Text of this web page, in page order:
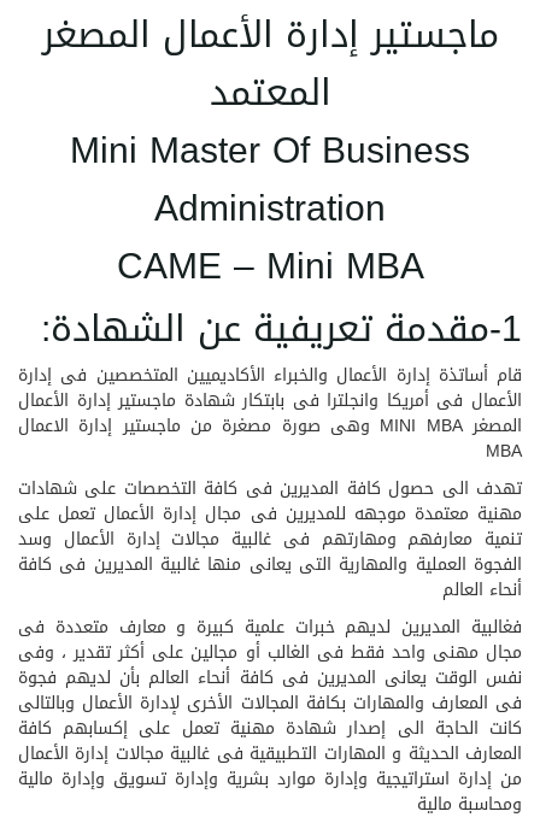
ماجستير إدارة الأعمال المصغر
المعتمد
Mini Master Of Business
Administration
CAME – Mini MBA
1-مقدمة تعريفية عن الشهادة:
قام أساتذة إدارة الأعمال والخبراء الأكاديميين المتخصصين فى إدارة
الأعمال فى أمريكا وانجلترا فى بابتكار شهادة ماجستير إدارة الأعمال
المصغر MINI MBA وهى صورة مصغرة من ماجستير إدارة الاعمال
MBA
تهدف الى حصول كافة المديرين فى كافة التخصصات على شهادات
مهنية معتمدة موجهه للمديرين فى مجال إدارة الأعمال تعمل على
تنمية معارفهم ومهارتهم فى غالبية مجالات إدارة الأعمال وسد
الفجوة العملية والمهارية التى يعانى منها غالبية المديرين فى كافة
أنحاء العالم
فغالبية المديرين لديهم خبرات علمية كبيرة و معارف متعددة فى
مجال مهنى واحد فقط فى الغالب أو مجالين على أكثر تقدير ، وفى
نفس الوقت يعانى المديرين فى كافة أنحاء العالم بأن لديهم فجوة
فى المعارف والمهارات بكافة المجالات الأخرى لإدارة الأعمال وبالتالى
كانت الحاجة الى إصدار شهادة مهنية تعمل على إكسابهم كافة
المعارف الحديثة و المهارات التطبيقية فى غالبية مجالات إدارة الأعمال
من إدارة استراتيجية وإدارة موارد بشرية وإدارة تسويق وإدارة مالية
ومحاسبة مالية